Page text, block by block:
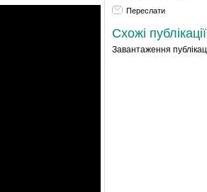
Переслати
Схожі публікації
Завантаження